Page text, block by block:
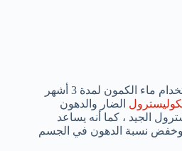
وأثبتت إحدي الدراسات أن استخدام ماء الكمون لمدة 3 أشهر
الضار والدهون
الجيد ، كما أنه يساعد
وخفض نسبة الدهون في الجسم